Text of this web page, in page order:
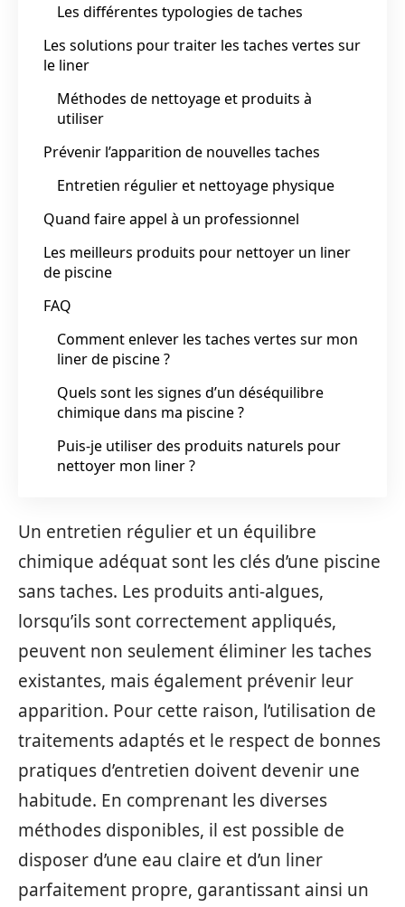
Les différentes typologies de taches
Les solutions pour traiter les taches vertes sur
le liner
Méthodes de nettoyage et produits à
utiliser
Prévenir l’apparition de nouvelles taches
Entretien régulier et nettoyage physique
Quand faire appel à un professionnel
Les meilleurs produits pour nettoyer un liner
de piscine
FAQ
Comment enlever les taches vertes sur mon
liner de piscine ?
Quels sont les signes d’un déséquilibre
chimique dans ma piscine ?
Puis-je utiliser des produits naturels pour
nettoyer mon liner ?
Un entretien régulier et un équilibre
chimique adéquat sont les clés d’une piscine
sans taches. Les produits anti-algues,
lorsqu’ils sont correctement appliqués,
peuvent non seulement éliminer les taches
existantes, mais également prévenir leur
apparition. Pour cette raison, l’utilisation de
traitements adaptés et le respect de bonnes
pratiques d’entretien doivent devenir une
habitude. En comprenant les diverses
méthodes disponibles, il est possible de
disposer d’une eau claire et d’un liner
parfaitement propre, garantissant ainsi un